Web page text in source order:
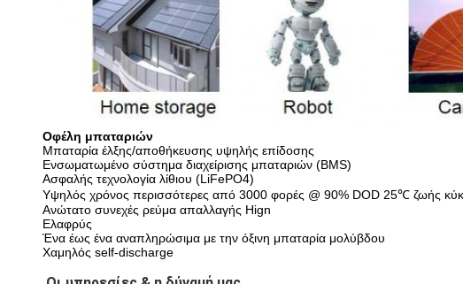
Οφέλη μπαταριών
Μπαταρία έλξης/αποθήκευσης υψηλής επίδοσης
Ενσωματωμένο σύστημα διαχείρισης μπαταριών (BMS)
Ασφαλής τεχνολογία λίθιου (LiFePO4)
Υψηλός χρόνος περισσότερες από 3000 φορές @ 90% DOD 25℃ ζωής
Ανώτατο συνεχές ρεύμα απαλλαγής Hign
Ελαφρύς
Ένα έως ένα αναπληρώσιμα με την όξινη μπαταρία μολύβδου
Χαμηλός self-discharge